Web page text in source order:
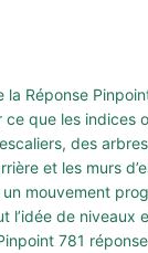
la Réponse
ce que les indices
des
et les murs
mouvement
l’idée de niveaux
781